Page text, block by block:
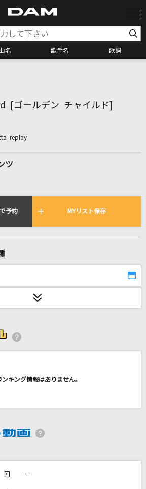
名 歌手名 歌詞
カラオケ店舗検索
ムで歌われている曲の一覧
て
富田美憂)、天野灯(CV:篠原侑)、夏木ひなた
[ゴールデン チャイルド]
replay
ツ
予約 MYリスト保存
回 ----